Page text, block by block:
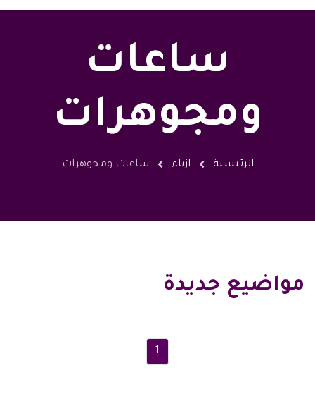
ساعات
ومجوهرات
الرئيسية ازياء ساعات ومجوهرات
مواضيع جديدة
1